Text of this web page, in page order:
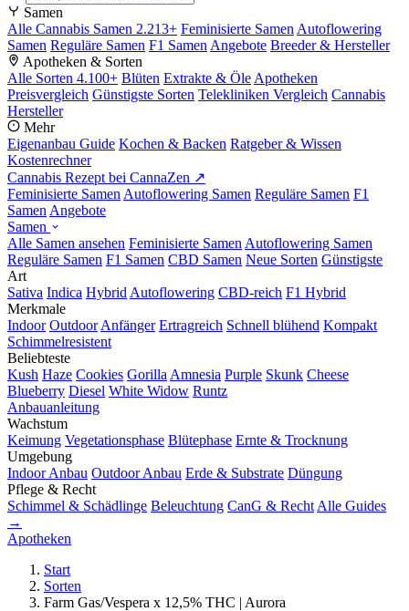
Samen
Alle Cannabis Samen 2.213+ Feminisierte Samen Autoflowering
Samen Reguläre Samen F1 Samen Angebote Breeder & Hersteller
Apotheken & Sorten
Alle Sorten 4.100+ Blüten Extrakte & Öle Apotheken
Preisvergleich Günstigste Sorten Telekliniken Vergleich Cannabis
Hersteller
Mehr
Eigenanbau Guide Kochen & Backen Ratgeber & Wissen
Kostenrechner
Cannabis Rezept bei CannaZen ↗
Feminisierte Samen Autoflowering Samen Reguläre Samen F1
Samen Angebote
Samen
Alle Samen ansehen Feminisierte Samen Autoflowering Samen
Reguläre Samen F1 Samen CBD Samen Neue Sorten Günstigste
Art
Sativa Indica Hybrid Autoflowering CBD-reich F1 Hybrid
Merkmale
Indoor Outdoor Anfänger Ertragreich Schnell blühend Kompakt
Schimmelresistent
Beliebteste
Kush Haze Cookies Gorilla Amnesia Purple Skunk Cheese
Blueberry Diesel White Widow Runtz
Anbauanleitung
Wachstum
Keimung Vegetationsphase Blütephase Ernte & Trocknung
Umgebung
Indoor Anbau Outdoor Anbau Erde & Substrate Düngung
Pflege & Recht
Schimmel & Schädlinge Beleuchtung CanG & Recht Alle Guides
→
Apotheken
Start
Sorten
Farm Gas/Vespera x 12,5% THC | Aurora